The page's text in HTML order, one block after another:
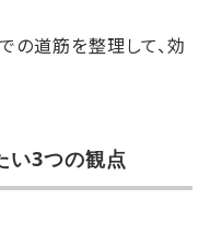
の道筋を整理して、効
い3つの観点